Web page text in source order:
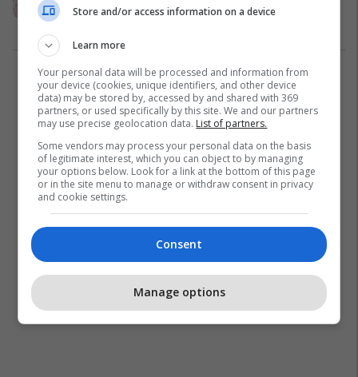
biletës – mbeti pa para
1
Store and/or access information on a device
Learn more
Your personal data will be processed and information from
your device (cookies, unique identifiers, and other device
data) may be stored by, accessed by and shared with 369
partners, or used specifically by this site. We and our partners
may use precise geolocation data. List of partners.
Some vendors may process your personal data on the basis
of legitimate interest, which you can object to by managing
your options below. Look for a link at the bottom of this page
or in the site menu to manage or withdraw consent in privacy
and cookie settings.
Consent
Manage options